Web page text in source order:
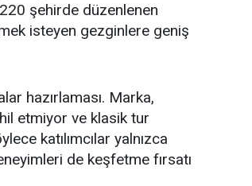
şehirde düzenlenen
isteyen gezginlere geniş
hazırlaması. Marka,
etmiyor ve klasik tur
katılımcılar yalnızca
de keşfetme fırsatı